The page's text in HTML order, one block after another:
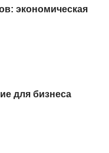
экономическая
для бизнеса